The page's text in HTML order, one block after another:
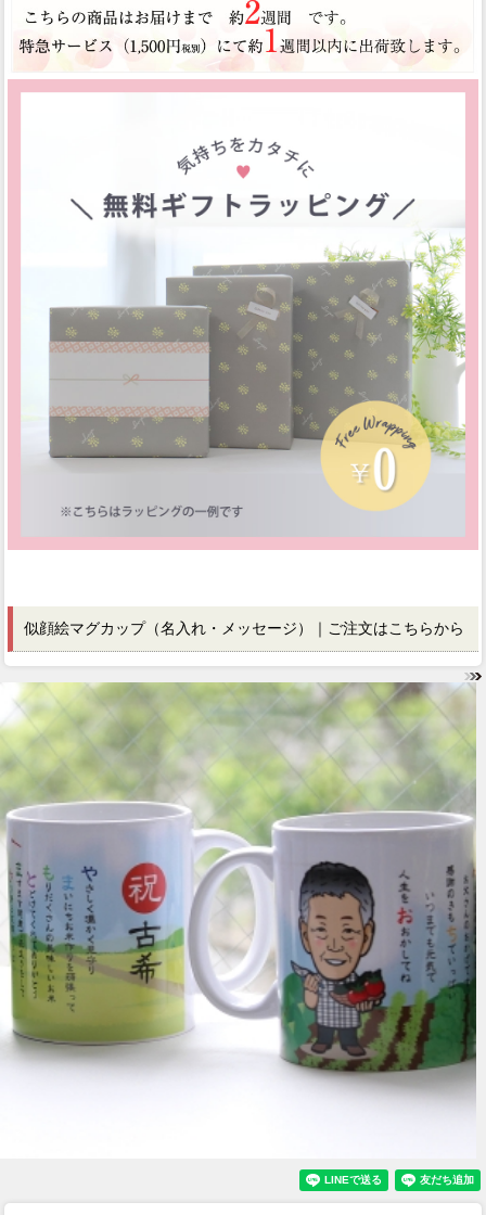
似顔絵マグカップ（名入れ・メッセージ）｜ご注文はこちらから